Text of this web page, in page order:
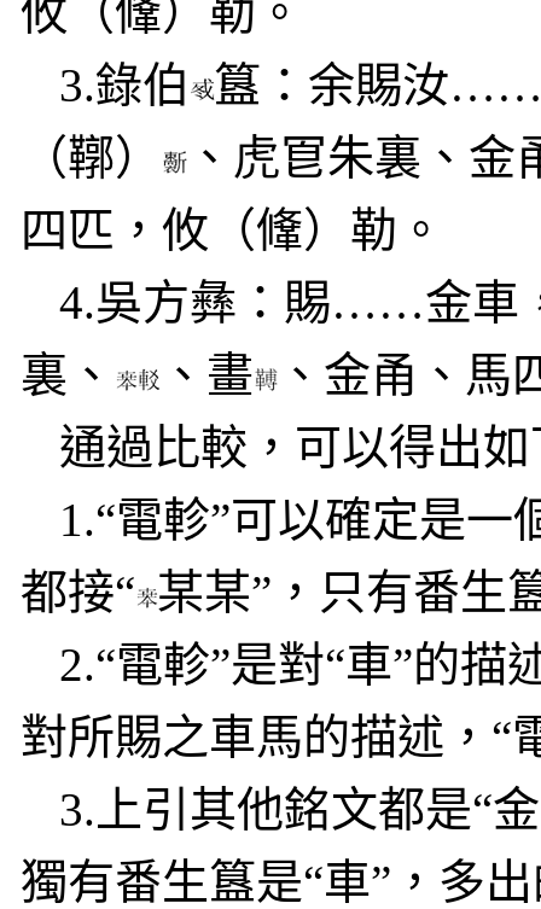
攸（鞗）勒。
3.錄伯 簋：余賜汝
（鞹）
、虎冟朱裏、金
四匹，攸（鞗）勒。
4.吳方彝：賜……金車
裏、
、畫 、金甬、馬
通過比較，可以得出
1.“電軫”可以確定是一
都接“ 某某”，只有番生
2.“電軫”是對“車”的描
對所賜之車馬的描述，“
3. 上引其他銘文都是“
獨有番生簋是“車”，多